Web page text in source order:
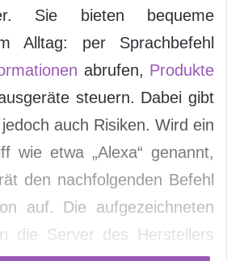
Sie bieten bequeme
Alltag: per Sprachbefehl
abrufen, Produkte
steuern. Dabei gibt
auch Risiken. Wird ein
wie etwa „Alexa“ genannt,
den nachfolgenden Befehl
auf. Die aufgezeichneten
die Server des Herstellers